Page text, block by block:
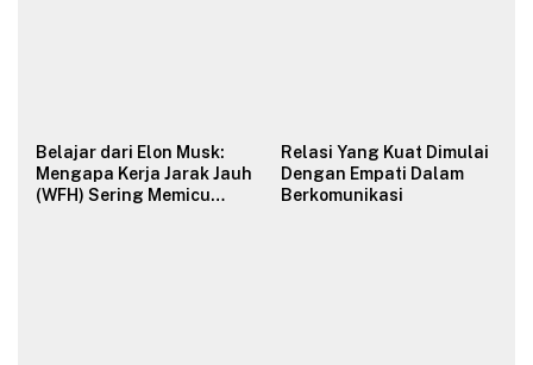
Belajar dari Elon Musk:
Mengapa Kerja Jarak Jauh
(WFH) Sering Memicu
Relasi Yang Kuat Dimulai
Dengan Empati Dalam
Berkomunikasi